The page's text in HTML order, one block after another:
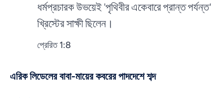
ধর্মপ্রচারক উভয়েই 'পৃথিবীর একেবারে প্রান্ত পর্যন্ত'
খ্রিস্টের সাক্ষী ছিলেন।
প্রেরিত 1:8
এরিক লিডেলের বাবা-মায়ের কবরের পাদদেশে শব্দ